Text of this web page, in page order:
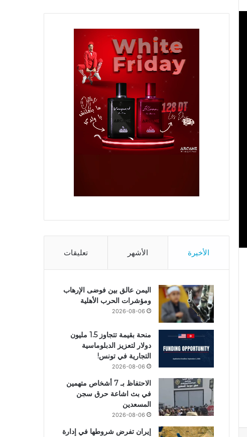
الأخيرة الأشهر تعليقات
اليمن عالق بين فوضى الإرهاب
ومؤشرات الحرب الأهلية
2026-08-06
منحة بقيمة تتجاوز 1.5 مليون
دولار لتعزيز الدبلوماسية
التجارية في تونس!
2026-08-06
الاحتفاظ بـ 7 أشخاص متهمين
في بث اشاعة حرق سجن
المسعدين
2026-08-06
إيران تفرض شروطها في إدارة